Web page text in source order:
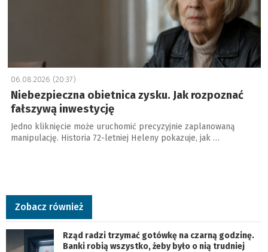
06.08.2026 (20:37)
Niebezpieczna obietnica zysku. Jak rozpoznać
fałszywą inwestycję
Jedno kliknięcie może uruchomić precyzyjnie zaplanowaną
manipulację. Historia 72-letniej Heleny pokazuje, jak …
Zobacz również
Rząd radzi trzymać gotówkę na czarną godzinę.
Banki robią wszystko, żeby było o nią trudniej